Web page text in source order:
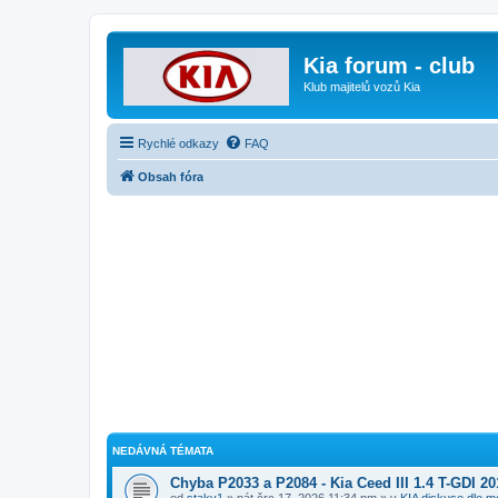
Kia forum - club
Klub majitelů vozů Kia
Rychlé odkazy FAQ
Obsah fóra
NEDÁVNÁ TÉMATA
Chyba P2033 a P2084 - Kia Ceed III 1.4 T-GDI